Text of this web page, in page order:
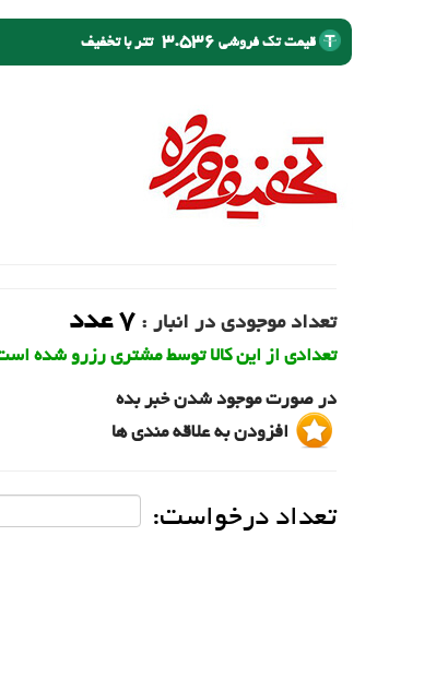
قیمت تک فروشی 3.536 تتر با تخفیف
تعداد موجودی در انبار : 7 عدد
تعدادی از این کالا توسط مشتری رزرو شده
در صورت موجود شدن خبر بده
افزودن به علاقه مندی ها
تعداد درخواست: